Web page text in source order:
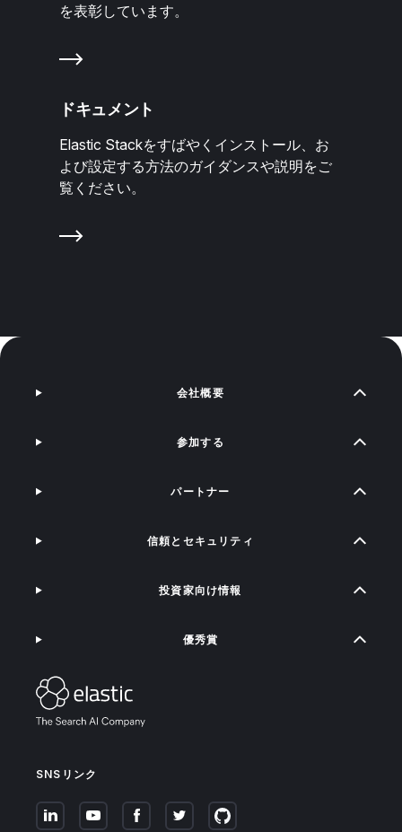
を表彰しています。
ドキュメント
Elastic Stackをすばやくインストール、お
よび設定する方法のガイダンスや説明をご
覧ください。
SNSリンク
会社概要
参加する
パートナー
信頼とセキュリティ
投資家向け情報
優秀賞